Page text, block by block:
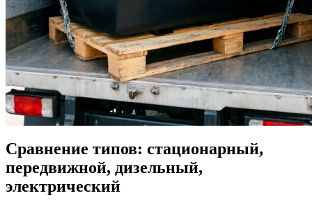
Сравнение типов: стационарный,
передвижной, дизельный,
электрический